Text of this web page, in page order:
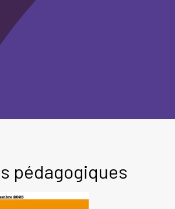
pédagogiques